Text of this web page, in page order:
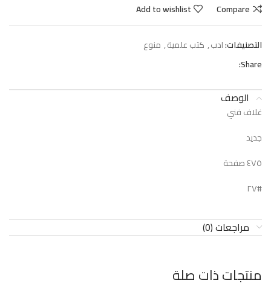
Compare
Add to wishlist
التصنيفات:ادب, كتب علمية, منوع
Share:
الوصف
غلاف فني
جديد
٤٧٥ صفحة
#٢٧
مراجعات (0)
منتجات ذات صلة